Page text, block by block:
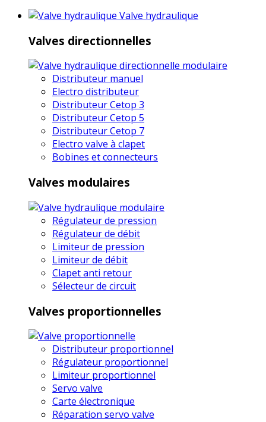
Valve hydraulique
Valves directionnelles
Distributeur manuel
Electro distributeur
Distributeur Cetop 3
Distributeur Cetop 5
Distributeur Cetop 7
Electro valve à clapet
Bobines et connecteurs
Valves modulaires
Régulateur de pression
Régulateur de débit
Limiteur de pression
Limiteur de débit
Clapet anti retour
Sélecteur de circuit
Valves proportionnelles
Distributeur proportionnel
Régulateur proportionnel
Limiteur proportionnel
Servo valve
Carte électronique
Réparation servo valve